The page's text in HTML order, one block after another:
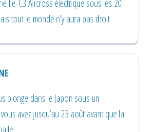
l’ë-C3 Aircross électrique sous les 20
tout le monde n’y aura pas droit
plonge dans le Japon sous un
avez jusqu’au 23 août avant que la